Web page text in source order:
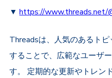
▼https://www.threads.net/
Threadsは、人気のあるト
することで、広範なユーザ
す。 定期的な更新やトレン